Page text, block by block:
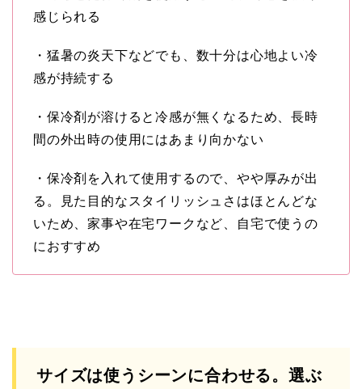
感じられる
・猛暑の炎天下などでも、数十分は心地よい冷
感が持続する
・保冷剤が溶けると冷感が無くなるため、長時
間の外出時の使用にはあまり向かない
・保冷剤を入れて使用するので、やや厚みが出
る。見た目的なスタイリッシュさはほとんどな
いため、家事や在宅ワークなど、自宅で使うの
におすすめ
サイズは使うシーンに合わせる。選ぶ